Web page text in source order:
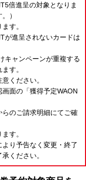
倍進呈の対象となりま
）
す。
が進呈されないカードは
キャンペーンが重複する
す。
ください。
面の「獲得予定WAON
のご請求明細にてご確
す。
り予告なく変更・終了
ください。